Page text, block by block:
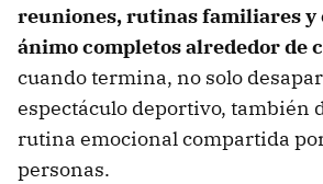
reuniones, rutinas familiares y
ánimo completos alrededor de
cuando termina, no solo
espectáculo deportivo, también
rutina emocional compartida
personas.